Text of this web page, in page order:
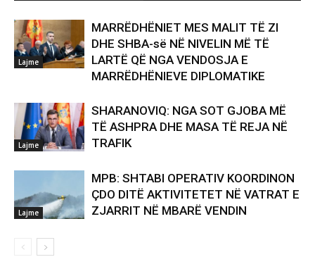
Lajme
MARRËDHËNIET MES MALIT TË ZI
DHE SHBA-së NË NIVELIN MË TË
LARTË QË NGA VENDOSJA E
MARRËDHËNIEVE DIPLOMATIKE
Lajme
SHARANOVIQ: NGA SOT GJOBA MË
TË ASHPRA DHE MASA TË REJA NË
TRAFIK
Lajme
MPB: SHTABI OPERATIV KOORDINON
ÇDO DITË AKTIVITETET NË VATRAT E
ZJARRIT NË MBARË VENDIN